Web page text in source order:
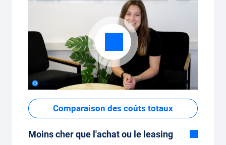
Comparaison des coûts totaux
Moins cher que l'achat ou le leasing